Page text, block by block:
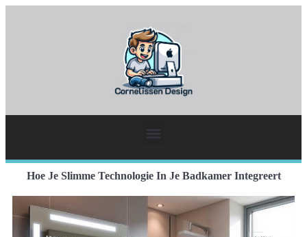
Hoe Je Slimme Technologie In Je Badkamer Integreert